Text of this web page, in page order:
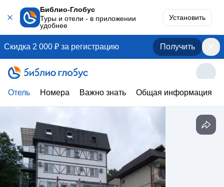
Библио-Глобус
Туры и отели - в приложении
удобнее
Установить
Скидка 2 000 ₽ за регистрацию Получить
Отель Номера Важно знать Общая информация